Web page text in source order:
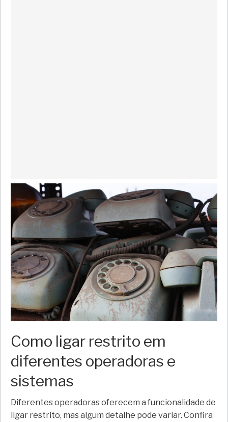
Como ligar restrito em
diferentes operadoras e
sistemas
Diferentes operadoras oferecem a funcionalidade de
ligar restrito, mas algum detalhe pode variar. Confira